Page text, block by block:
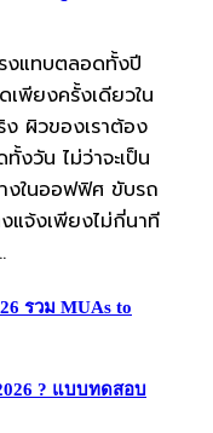
รงแทบตลอดทั้งปี
พียงครั้งเดียวใน
ผิวของเราต้อง
งวัน ไม่ว่าจะเป็น
งในออฟฟิศ ขับรถ
แจ้งเพียงไม่กี่นาที
รวม MUAs to
? แบบทดสอบ